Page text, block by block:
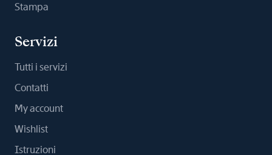
Stampa
Servizi
Tutti i servizi
Contatti
My account
Wishlist
Istruzioni